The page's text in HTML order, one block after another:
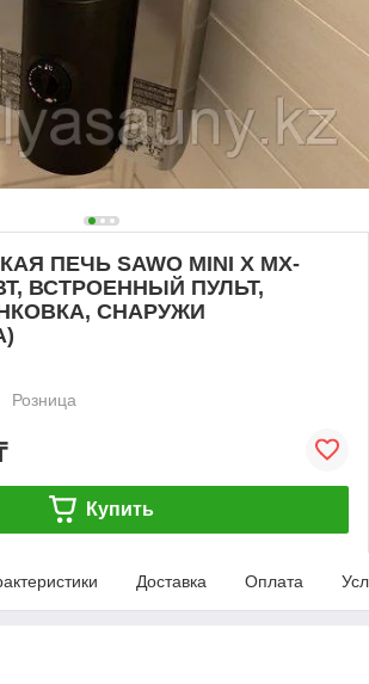
ПЕЧЬ SAWO MINI X MX-
ВСТРОЕННЫЙ ПУЛЬТ,
СНАРУЖИ
Розница
Купить
Доставка Оплата